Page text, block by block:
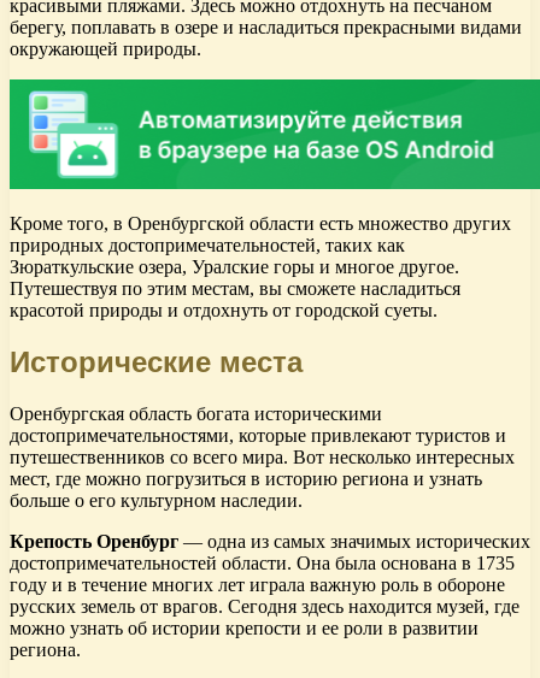
красивыми пляжами. Здесь можно отдохнуть на песчаном
берегу, поплавать в озере и насладиться прекрасными видами
окружающей природы.
Кроме того, в Оренбургской области есть множество других
природных достопримечательностей, таких как
Зюраткульские озера, Уралские горы и многое другое.
Путешествуя по этим местам, вы сможете насладиться
красотой природы и отдохнуть от городской суеты.
Исторические места
Оренбургская область богата историческими
достопримечательностями, которые привлекают туристов и
путешественников со всего мира. Вот несколько интересных
мест, где можно погрузиться в историю региона и узнать
больше о его культурном наследии.
Крепость Оренбург — одна из самых значимых исторических
достопримечательностей области. Она была основана в 1735
году и в течение многих лет играла важную роль в обороне
русских земель от врагов. Сегодня здесь находится музей, где
можно узнать об истории крепости и ее роли в развитии
региона.